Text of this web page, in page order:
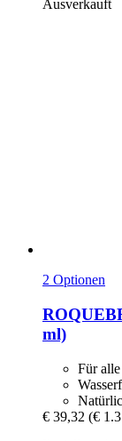
Ausverkauft
2 Optionen
ml)
Für
€ 39,32 (€